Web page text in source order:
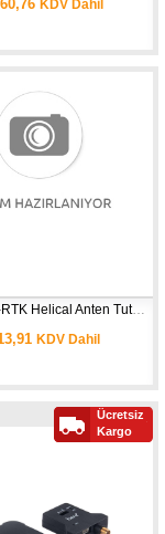
KDV Dahil
HolyBro H-RTK Helical Anten Tutucu
KDV Dahil
Ücretsiz
Kargo